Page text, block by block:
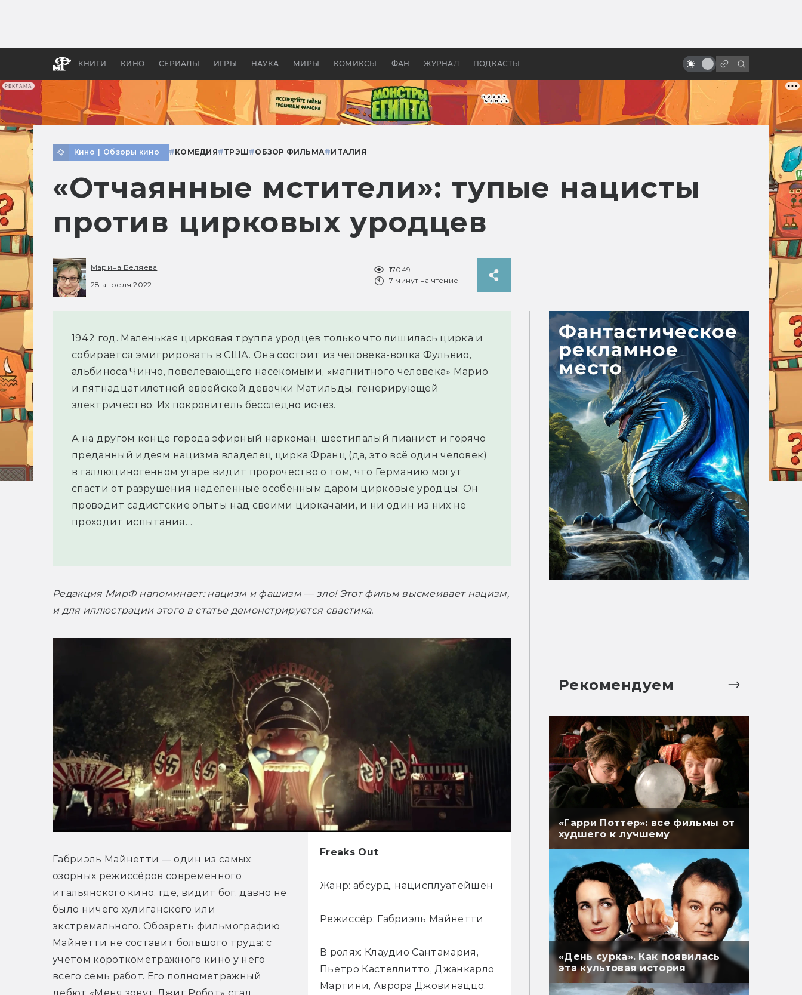
РЕКЛАМА
КНИГИ КИНО СЕРИАЛЫ ИГРЫ НАУКА МИРЫ КОМИКСЫ ФАН ЖУРНАЛ ПОДКАСТЫ
апокалипсис, в России —
бы «Властелина колец»
сказка нашего детства
Кино Обзоры кино #КОМЕДИЯ#ТРЭШ#ОБЗОР ФИЛЬМА#ИТАЛИЯ
«Отчаянные мстители»: тупые нацисты
против цирковых уродцев
Марина Беляева
28 апреля 2022 г.
17049
7 минут на чтение
1942 год. Маленькая цирковая труппа уродцев только что лишилась цирка и
собирается эмигрировать в США. Она состоит из человека-волка Фульвио,
альбиноса Чинчо, повелевающего насекомыми, «магнитного человека» Марио
и пятнадцатилетней еврейской девочки Матильды, генерирующей
электричество. Их покровитель бесследно исчез.
А на другом конце города эфирный наркоман, шестипалый пианист и горячо
преданный идеям нацизма владелец цирка Франц (да, это всё один человек)
в галлюциногенном угаре видит пророчество о том, что Германию могут
спасти от разрушения наделённые особенным даром цирковые уродцы. Он
проводит садистские опыты над своими циркачами, и ни один из них не
проходит испытания…
Редакция МирФ напоминает: нацизм и фашизм — зло! Этот фильм высмеивает нацизм,
и для иллюстрации этого в статье демонстрируется свастика.
Freaks Out
Жанр: абсурд, нацисплуатейшен
Режиссёр: Габриэль Майнетти
В ролях: Клаудио Сантамария,
Пьетро Кастеллитто, Джанкарло
Мартини, Аврора Джовинаццо,
Габриэль Майнетти — один из самых
озорных режиссёров современного
итальянского кино, где, видит бог, давно не
было ничего хулиганского или
экстремального. Обозреть фильмографию
Майнетти не составит большого труда: с
учётом короткометражного кино у него
всего семь работ. Его полнометражный
Рекомендуем
«Гарри Поттер»: все фильмы от
худшего к лучшему
«День сурка». Как появилась
эта культовая история